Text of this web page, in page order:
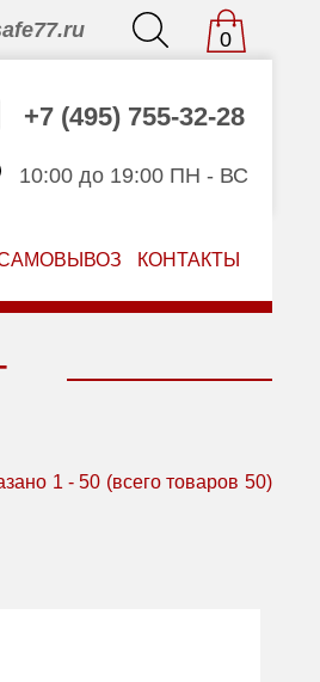
0
+7 (495) 755-32-28
10:00 до 19:00 ПН - ВС
КОНТАКТЫ
1 - 50 (всего товаров 50)